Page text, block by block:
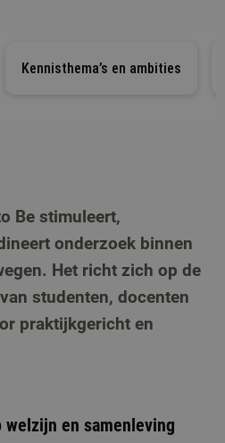
Kennisthema’s en ambities
Be stimuleert,
onderzoek binnen
Het richt zich op de
studenten, docenten
praktijkgericht en
en samenleving